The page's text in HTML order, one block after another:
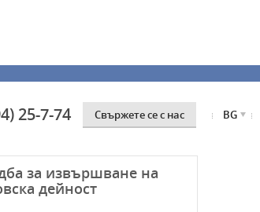
25-7-74 Свържете се с нас BG
за извършване на
дейност